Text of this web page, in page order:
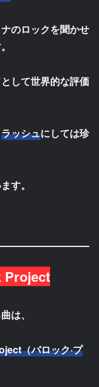
のロックを聞かせ
して世界的な評価
ラッシュにしては珍
す。
Project
は、
（バロック·プ